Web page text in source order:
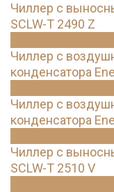
Чиллер с
SCLW-T 2490 Z
Чиллер с
конденсатора
Чиллер с
конденсатора
Чиллер с
SCLW-T 2510 V